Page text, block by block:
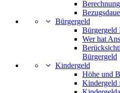
Bürgergeld
Bürgergeld
Wer hat
Bürgergeld
Kindergeld
Höhe und
Kindergeld